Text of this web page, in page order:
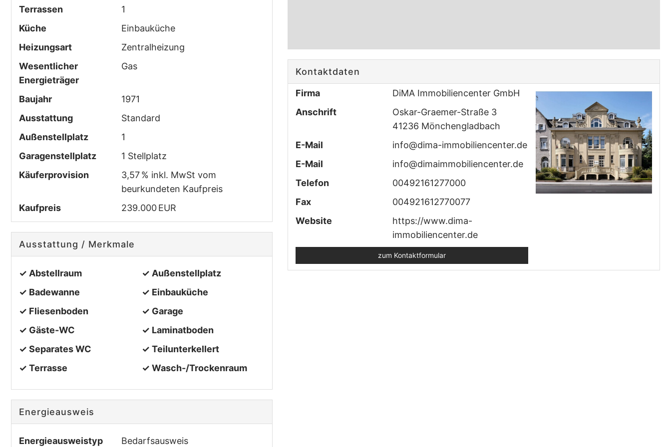
Kontaktdaten
Firma
DiMA Immobiliencenter GmbH
Anschrift
Oskar-Graemer-Straße 3
41236 Mönchengladbach
E-Mail
info@dima-immobiliencenter.de
E-Mail
info@dimaimmobiliencenter.de
Telefon
00492161277000
Fax
004921612770077
Website
https://www.dima-
immobiliencenter.de
zum Kontaktformular
Terrassen
1
Küche
Einbauküche
Heizungsart
Zentralheizung
Wesentlicher
Energieträger
Gas
Baujahr
1971
Ausstattung
Standard
Außen­stellplatz
1
Garagen­stellplatz
1 Stellplatz
Käufer­provision
3,57 % inkl. MwSt vom
beurkundeten Kaufpreis
Kaufpreis
239.000 EUR
Ausstattung / Merkmale
✓ Abstellraum
✓ Außenstellplatz
✓ Badewanne
✓ Einbauküche
✓ Fliesenboden
✓ Garage
✓ Gäste-WC
✓ Laminatboden
✓ Separates WC
✓ Teilunterkellert
✓ Terrasse
✓ Wasch-/Trockenraum
Energieausweis
Energieausweistyp
Bedarfs­ausweis